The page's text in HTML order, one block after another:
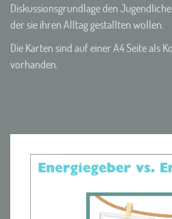
Diskussionsgrundlage den
der sie ihren Alltag gestallten wollen.
Die Karten sind auf einer A4 Seite als
vorhanden.